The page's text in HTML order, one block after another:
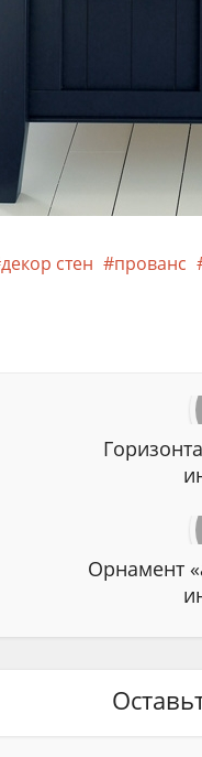
декор стен прованс
Орнамент